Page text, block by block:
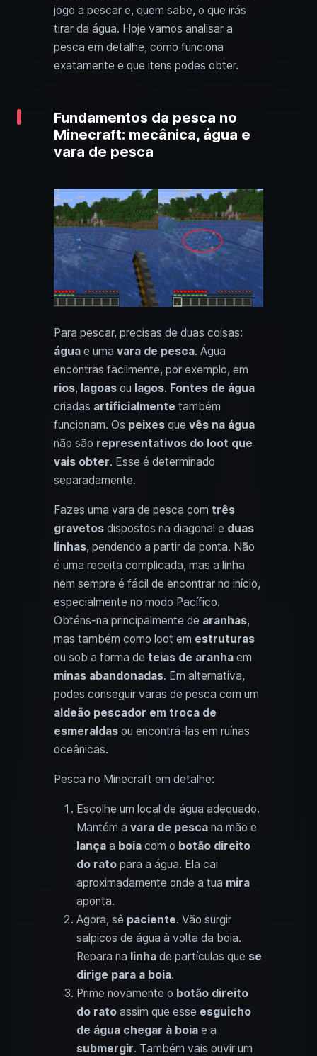
jogo a pescar e, quem sabe, o que irás
tirar da água. Hoje vamos analisar a
pesca em detalhe, como funciona
exatamente e que itens podes obter.
Fundamentos da pesca no
Minecraft: mecânica, água e
vara de pesca
Para pescar, precisas de duas coisas:
água e uma vara de pesca. Água
encontras facilmente, por exemplo, em
rios, lagoas ou lagos. Fontes de água
criadas artificialmente também
funcionam. Os peixes que vês na água
não são representativos do loot que
vais obter. Esse é determinado
separadamente.
Fazes uma vara de pesca com três
gravetos dispostos na diagonal e duas
linhas, pendendo a partir da ponta. Não
é uma receita complicada, mas a linha
nem sempre é fácil de encontrar no início,
especialmente no modo Pacífico.
Obténs-na principalmente de aranhas,
mas também como loot em estruturas
ou sob a forma de teias de aranha em
minas abandonadas. Em alternativa,
podes conseguir varas de pesca com um
aldeão pescador em troca de
esmeraldas ou encontrá-las em ruínas
oceânicas.
Pesca no Minecraft em detalhe:
Escolhe um local de água adequado.
Mantém a vara de pesca na mão e
lança a boia com o botão direito
do rato para a água. Ela cai
aproximadamente onde a tua mira
aponta.
Agora, sê paciente. Vão surgir
salpicos de água à volta da boia.
Repara na linha de partículas que se
dirige para a boia.
Prime novamente o botão direito
do rato assim que esse esguicho
de água chegar à boia e a
submergir. Também vais ouvir um